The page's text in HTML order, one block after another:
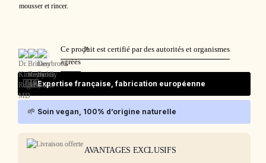
mousser et rincer.
Ce produit est certifié par des autorités et organismes
agréés
🇫🇷Expertise française, fabrication européenne
🌱 Soin vegan, 100% d’origine naturelle
AVANTAGES EXCLUSIFS